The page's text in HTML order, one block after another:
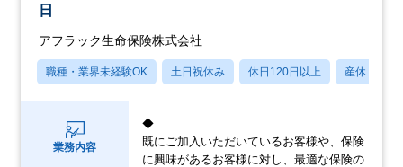
日
アフラック生命保険株式会社
職種・業界未経験OK 土日祝休み 休日120日以上 産休・育休
業務内容
◆
既にご加入いただいているお客様や、保険
に興味があるお客様に対し、最適な保険の